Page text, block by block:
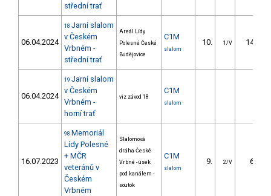
střední trať
06.04.2024
18 Jarní slalom
v Českém
Vrbném -
střední trať
Areál Lídy
Polesné České
Budějovice
C1M
slalom
10. 1/V 14.66
06.04.2024
19 Jarní slalom
v Českém
Vrbném -
horní trať
viz závod 18
C1M
slalom
16.07.2023
98 Memoriál
Lídy Polesné
+ MČR
veteránů v
Českém
Vrbném
Slalomová
dráha České
Vrbné - úsek
pod kanálem -
soutok
C1M
slalom
9. 2/V 6.52